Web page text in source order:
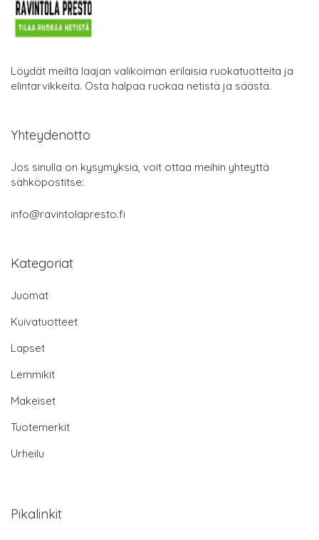
Löydät meiltä laajan valikoiman erilaisia ruokatuotteita ja
elintarvikkeita. Osta halpaa ruokaa netistä ja säästä.
Yhteydenotto
Jos sinulla on kysymyksiä, voit ottaa meihin yhteyttä
sähköpostitse:
info@ravintolapresto.fi
Kategoriat
Juomat
Kuivatuotteet
Lapset
Lemmikit
Makeiset
Tuotemerkit
Urheilu
Pikalinkit